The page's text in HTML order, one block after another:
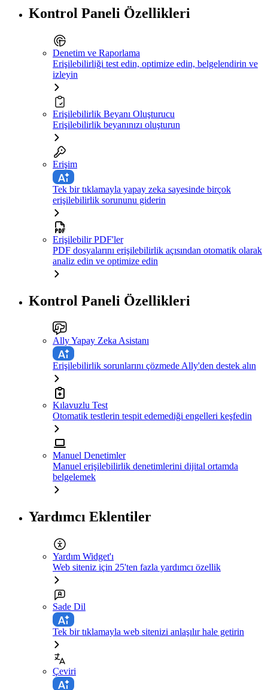
Kontrol Paneli Özellikleri
Denetim ve Raporlama
Erişilebilirliği test edin, optimize edin, belgelendirin ve
izleyin
Erişilebilirlik Beyanı Oluşturucu
Erişilebilirlik beyanınızı oluşturun
Erişim
Tek bir tıklamayla yapay zeka sayesinde birçok
erişilebilirlik sorununu giderin
Erişilebilir PDF'ler
PDF dosyalarını erişilebilirlik açısından otomatik olarak
analiz edin ve optimize edin
Kontrol Paneli Özellikleri
Ally Yapay Zeka Asistanı
Erişilebilirlik sorunlarını çözmede Ally'den destek alın
Kılavuzlu Test
Otomatik testlerin tespit edemediği engelleri keşfedin
Manuel Denetimler
Manuel erişilebilirlik denetimlerini dijital ortamda
belgelemek
Yardımcı Eklentiler
Yardım Widget'ı
Web siteniz için 25'ten fazla yardımcı özellik
Sade Dil
Tek bir tıklamayla web sitenizi anlaşılır hale getirin
Çeviri